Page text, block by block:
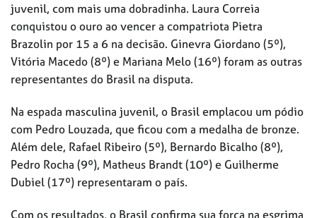
juvenil, com mais uma dobradinha. Laura Correia
conquistou o ouro ao vencer a compatriota Pietra
Brazolin por 15 a 6 na decisão. Ginevra Giordano (5º),
Vitória Macedo (8º) e Mariana Melo (16º) foram as outras
representantes do Brasil na disputa.
Na espada masculina juvenil, o Brasil emplacou um pódio
com Pedro Louzada, que ficou com a medalha de bronze.
Além dele, Rafael Ribeiro (5º), Bernardo Bicalho (8º),
Pedro Rocha (9º), Matheus Brandt (10º) e Guilherme
Dubiel (17º) representaram o país.
Com os resultados, o Brasil confirma sua força na esgrima